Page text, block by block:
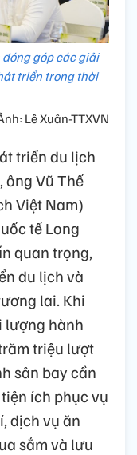
góp các giải
triển trong thời
Lê Xuân-TTXVN
triển du lịch
ông Vũ Thế
Việt Nam)
tế Long
quan trọng,
du lịch và
lai. Khi
lượng hành
triệu lượt
sân bay cần
ích phục vụ
dịch vụ ăn
sắm và lưu